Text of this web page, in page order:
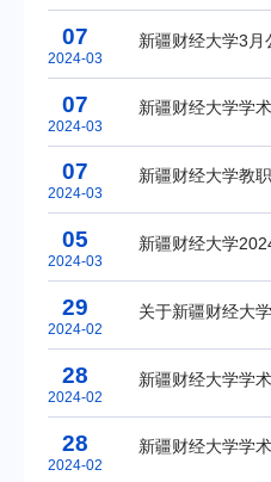
07
2024-03
07
2024-03
07
2024-03
新疆财经大学教
05
2024-03
新疆财经大学
29
2024-02
28
2024-02
28
2024-02